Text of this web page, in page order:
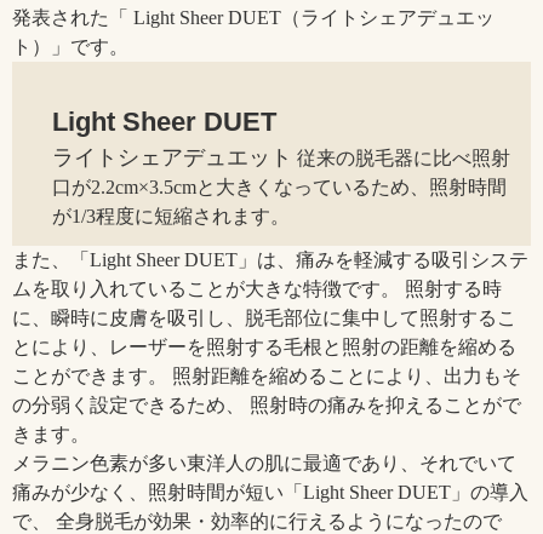
発表された「 Light Sheer DUET（ライトシェアデュエッ
ト）」です。
Light Sheer DUET
ライトシェアデュエット 従来の脱毛器に比べ照射
口が2.2cm×3.5cmと大きくなっているため、照射時間
が1/3程度に短縮されます。
また、「Light Sheer DUET」は、痛みを軽減する吸引システ
ムを取り入れていることが大きな特徴です。 照射する時
に、瞬時に皮膚を吸引し、脱毛部位に集中して照射するこ
とにより、レーザーを照射する毛根と照射の距離を縮める
ことができます。 照射距離を縮めることにより、出力もそ
の分弱く設定できるため、 照射時の痛みを抑えることがで
きます。
メラニン色素が多い東洋人の肌に最適であり、それでいて
痛みが少なく、照射時間が短い「Light Sheer DUET」の導入
で、 全身脱毛が効果・効率的に行えるようになったので